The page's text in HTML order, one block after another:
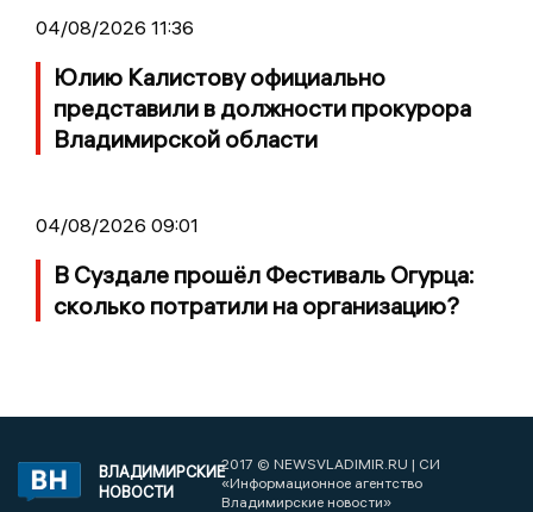
04/08/2026 11:36
Юлию Калистову официально
представили в должности прокурора
Владимирской области
04/08/2026 09:01
В Суздале прошёл Фестиваль Огурца:
сколько потратили на организацию?
ВЛАДИМИРСКИЕ
НОВОСТИ
2017 © NEWSVLADIMIR.RU | СИ
«Информационное агентство
Владимирские новости»